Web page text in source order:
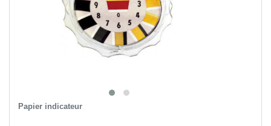
Papier indicateur